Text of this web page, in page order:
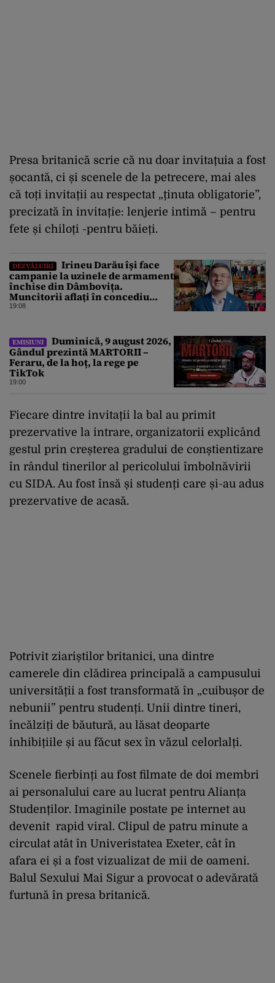
Presa britanică scrie că nu doar invitațuia a fost
șocantă, ci și scenele de la petrecere, mai ales
că toți invitații au respectat „ținuta obligatorie”,
precizată în invitație: lenjerie intimă – pentru
fete și chiloți -pentru băieți.
DEZVĂLUIRI
Irineu Darău își face
campanie la uzinele de armament
închise din Dâmbovița.
Muncitorii aflați în concediu
forțat din cauza lipsei comenzilor
19:08
EMISIUNI
Duminică, 9 august 2026,
Gândul prezintă MARTORII –
Feraru, de la hoț, la rege pe
TikTok
19:00
Fiecare dintre invitații la bal au primit
prezervative la intrare, organizatorii explicând
gestul prin creșterea gradului de conștientizare
în rândul tinerilor al pericolului îmbolnăvirii
cu SIDA. Au fost însă și studenți care și-au adus
prezervative de acasă.
Potrivit ziariștilor britanici, una dintre
camerele din clădirea principală a campusului
universității a fost transformată în „cuibușor de
nebunii” pentru studenți. Unii dintre tineri,
încălziți de băutură, au lăsat deoparte
inhibițiile și au făcut sex în văzul celorlalți.
Scenele fierbinți au fost filmate de doi membri
ai personalului care au lucrat pentru Alianța
Studenților. Imaginile postate pe internet au
devenit rapid viral. Clipul de patru minute a
circulat atât în Univeristatea Exeter, cât în
afara ei și a fost vizualizat de mii de oameni.
Balul Sexului Mai Sigur a provocat o adevărată
furtună în presa britanică.